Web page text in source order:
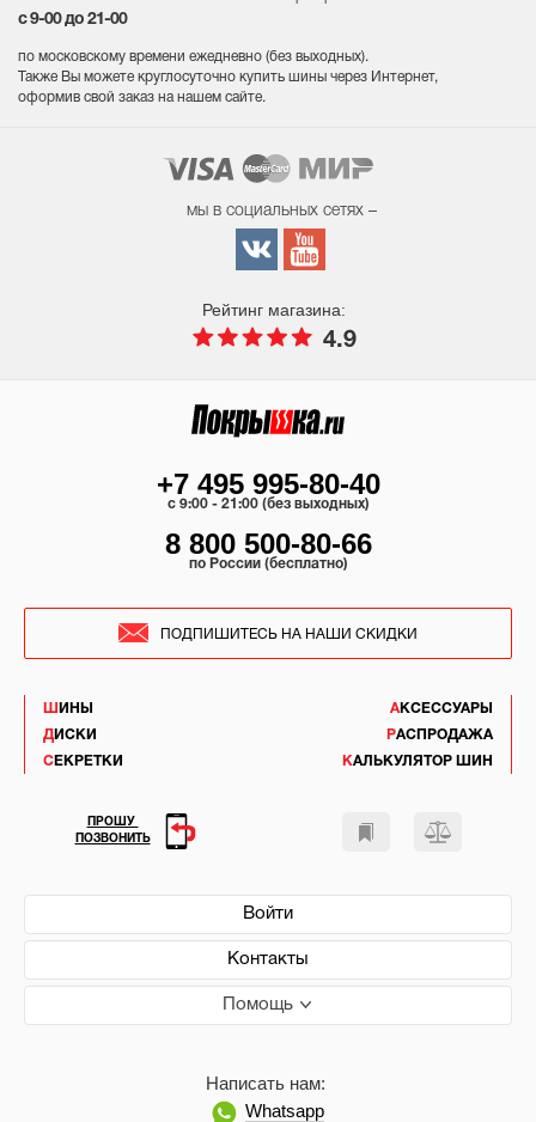
с 9-00 до 21-00
по московскому времени ежедневно (без выходных).
Также Вы можете круглосуточно купить шины через Интернет,
оформив свой заказ на нашем сайте.
мы в социальных сетях –
Рейтинг магазина:
4.9
ШИНЫ
ДИСКИ
СЕКРЕТКИ
АКСЕССУАРЫ
РАСПРОДАЖА
КАЛЬКУЛЯТОР ШИН
Войти
Контакты
Помощь
Написать нам:
Whatsapp
+7 495 995-80-40
c 9:00 - 21:00 (без выходных)
8 800 500-80-66
по России (бесплатно)
ПОДПИШИТЕСЬ НА НАШИ СКИДКИ
ПРОШУ
ПОЗВОНИТЬ